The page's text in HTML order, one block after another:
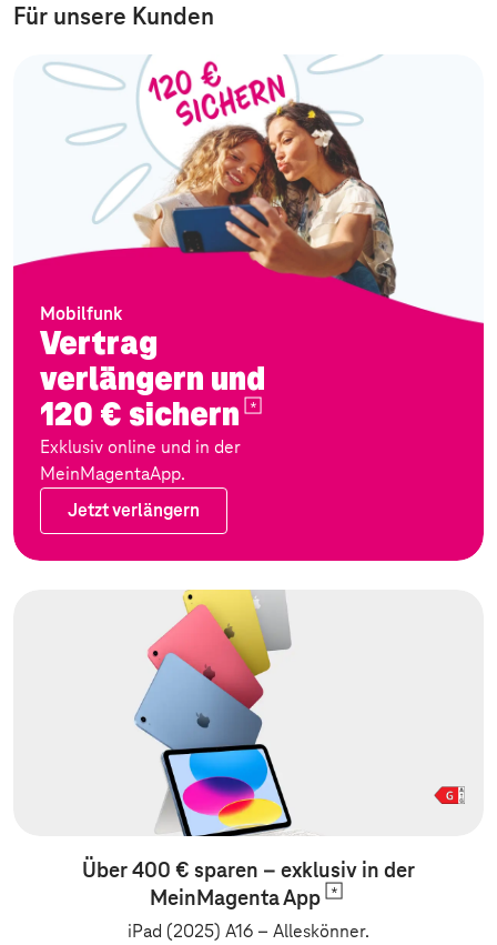
Für unsere Kunden
Mobilfunk
Vertrag
verlängern und
120 € sichern
Exklusiv online und in der
MeinMagentaApp.
Jetzt verlängern
Über 400 € sparen – exklusiv in der
MeinMagentaApp
iPad (2025) A16 – Alleskönner.